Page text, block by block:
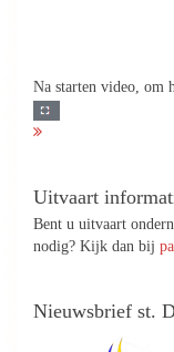
Na starten video, om
Uitvaart
Bent u uitvaart
nodig? Kijk dan bij
Nieuwsbrief st.